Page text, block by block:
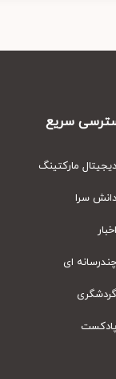
سریع
مارکتینگ
سرا
ای